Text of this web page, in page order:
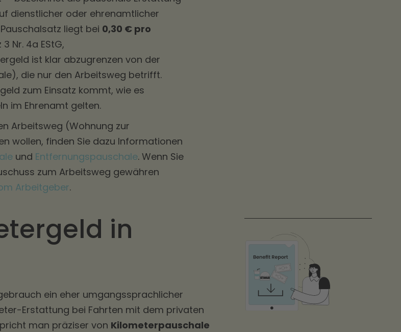
dienstlicher oder ehrenamtlicher
liegt bei 0,30 € pro
3 Nr. 4a EStG,
ist klar abzugrenzen von der
die nur den Arbeitsweg betrifft.
zum Einsatz kommt, wie es
im Ehrenamt gelten.
Arbeitsweg (Wohnung zur
wollen, finden Sie dazu Informationen
und Entfernungspauschale. Wenn Sie
zum Arbeitsweg gewähren
Arbeitgeber.
in
ein eher umgangssprachlicher
Erstattung bei Fahrten mit dem privaten
man präziser von Kilometerpauschale